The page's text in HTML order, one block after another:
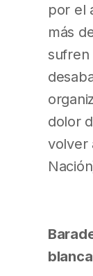
por el
más
sufren
dolor
volver